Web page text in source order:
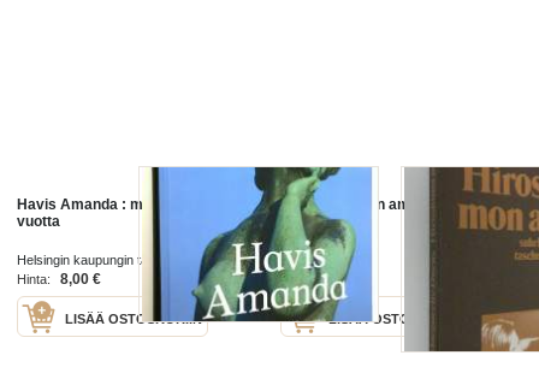
Havis Amanda : mon amour 100
vuotta
Helsingin kaupungin taidemuseo 2008
Hinta:
8,00 €
LISÄÄ OSTOSKORIIN
Hiroshima mon amour :
Filmnovelle
Suhrkamp
Hinta:
3,00 €
LISÄÄ OSTOSKORIIN